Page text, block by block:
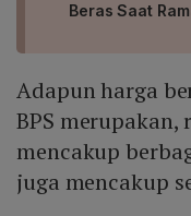
Beras Saat
Adapun harga
BPS
mencakup
juga mencakup